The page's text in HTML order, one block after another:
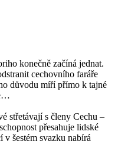
konečně začíná jednat.
cechovního faráře
důvodu míří přímo k tajné
střetávají s členy Cechu –
přesahuje lidské
šestém svazku nabírá